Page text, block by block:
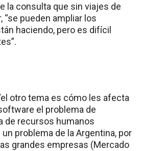
la consulta que sin viajes de
“se pueden ampliar los
haciendo, pero es difícil
otro tema es cómo les afecta
el problema de
de recursos humanos
problema de la Argentina, por
grandes empresas (Mercado